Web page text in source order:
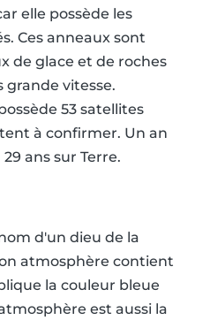
elle possède les
Ces anneaux sont
de glace et de roches
vitesse.
53 satellites
à confirmer. Un an
ans sur Terre.
d'un dieu de la
atmosphère contient
la couleur bleue
est aussi la